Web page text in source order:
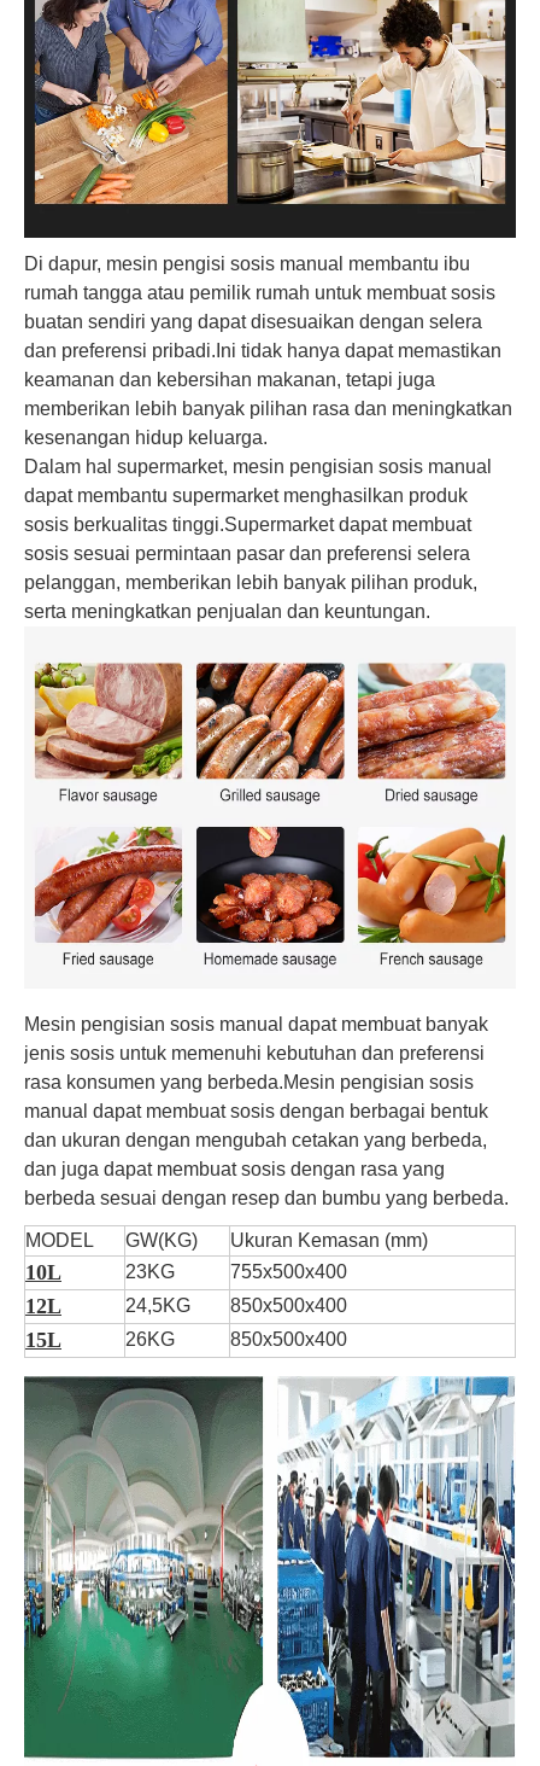
Di dapur, mesin pengisi sosis manual membantu ibu
rumah tangga atau pemilik rumah untuk membuat sosis
buatan sendiri yang dapat disesuaikan dengan selera
dan preferensi pribadi.Ini tidak hanya dapat memastikan
keamanan dan kebersihan makanan, tetapi juga
memberikan lebih banyak pilihan rasa dan meningkatkan
kesenangan hidup keluarga.
Dalam hal supermarket, mesin pengisian sosis manual
dapat membantu supermarket menghasilkan produk
sosis berkualitas tinggi.Supermarket dapat membuat
sosis sesuai permintaan pasar dan preferensi selera
pelanggan, memberikan lebih banyak pilihan produk,
serta meningkatkan penjualan dan keuntungan.
Mesin pengisian sosis manual dapat membuat banyak
jenis sosis untuk memenuhi kebutuhan dan preferensi
rasa konsumen yang berbeda.Mesin pengisian sosis
manual dapat membuat sosis dengan berbagai bentuk
dan ukuran dengan mengubah cetakan yang berbeda,
dan juga dapat membuat sosis dengan rasa yang
berbeda sesuai dengan resep dan bumbu yang berbeda.
MODEL GW(KG) Ukuran Kemasan (mm)
10L 23KG 755x500x400
12L 24,5KG 850x500x400
15L 26KG 850x500x400